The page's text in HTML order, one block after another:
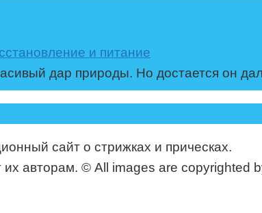
и питание
дар природы. Но достается он
сайт о стрижках и прическах.
авторам. © All images are copyrighted